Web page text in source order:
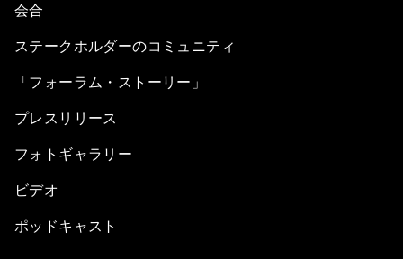
会合
ステークホルダーのコミュニティ
「フォーラム・ストーリー」
プレスリリース
フォトギャラリー
ビデオ
ポッドキャスト